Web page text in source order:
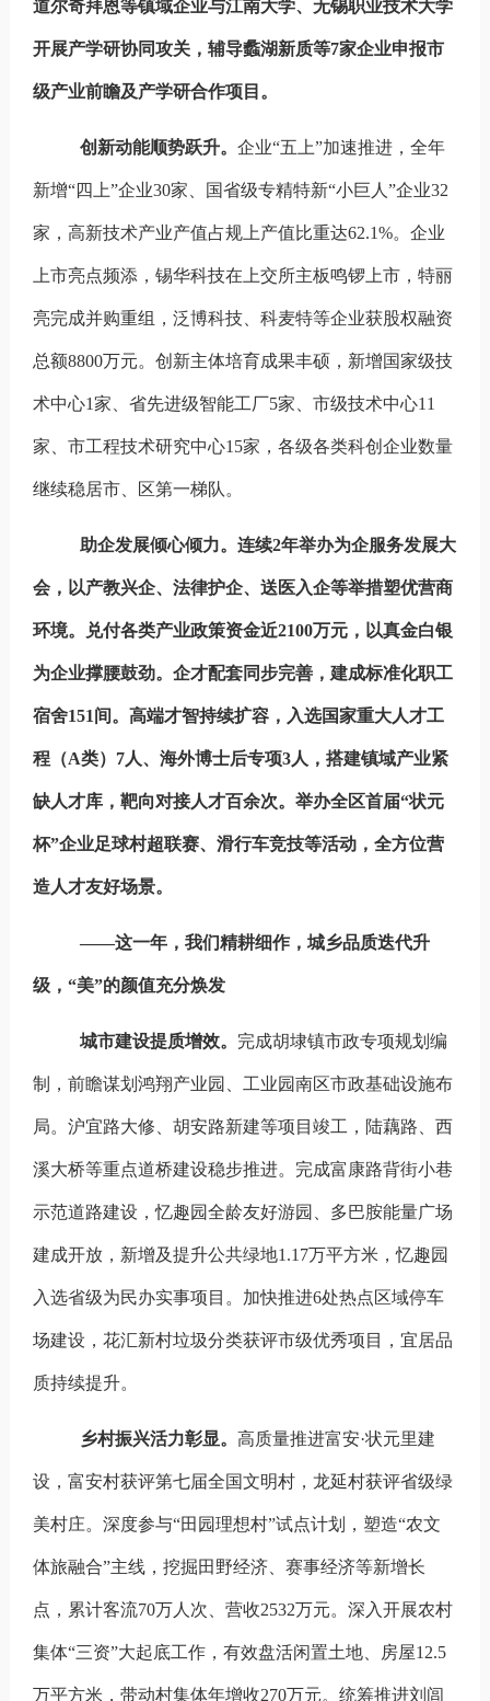
道尔奇拜恩等镇域企业与江南大学、无锡职业技术大学
开展产学研协同攻关，辅导蠡湖新质等7家企业申报市
级产业前瞻及产学研合作项目。
创新动能顺势跃升。 企业“五上”加速推进，全年
新增“四上”企业30家、国省级专精特新“小巨人”企业32
家，高新技术产业产值占规上产值比重达62.1%。企业
上市亮点频添，锡华科技在上交所主板鸣锣上市，特丽
亮完成并购重组，泛博科技、科麦特等企业获股权融资
总额8800万元。创新主体培育成果丰硕，新增国家级技
术中心1家、省先进级智能工厂5家、市级技术中心11
家、市工程技术研究中心15家，各级各类科创企业数量
继续稳居市、区第一梯队。
助企发展倾心倾力。 连续2年举办为企服务发展大
会，以产教兴企、法律护企、送医入企等举措塑优营商
环境。兑付各类产业政策资金近2100万元，以真金白银
为企业撑腰鼓劲。企才配套同步完善，建成标准化职工
宿舍151间。高端才智持续扩容，入选国家重大人才工
程（A类）7人、海外博士后专项3人，搭建镇域产业紧
缺人才库，靶向对接人才百余次。举办全区首届“状元
杯”企业足球村超联赛、滑行车竞技等活动，全方位营
造人才友好场景。
——这一年，我们精耕细作，城乡品质迭代升
级，“美”的颜值充分焕发
城市建设提质增效。 完成胡埭镇市政专项规划编
制，前瞻谋划鸿翔产业园、工业园南区市政基础设施布
局。沪宜路大修、胡安路新建等项目竣工，陆藕路、西
溪大桥等重点道桥建设稳步推进。完成富康路背街小巷
示范道路建设，忆趣园全龄友好游园、多巴胺能量广场
建成开放，新增及提升公共绿地1.17万平方米，忆趣园
入选省级为民办实事项目。 加快推进6处热点区域停车
场建设，花汇新村垃圾分类获评市级优秀项目，宜居品
质持续提升。
乡村振兴活力彰显。 高质量推进富安·状元里建
设，富安村获评第七届全国文明村，龙延村获评省级绿
美村庄。深度参与“田园理想村”试点计划，塑造“农文
体旅融合”主线，挖掘田野经济、赛事经济等新增长
点，累计客流70万人次、营收2532万元。深入开展农村
集体“三资”大起底工作，有效盘活闲置土地、房屋12.5
万平方米，带动村集体年增收270万元。统筹推进刘闾